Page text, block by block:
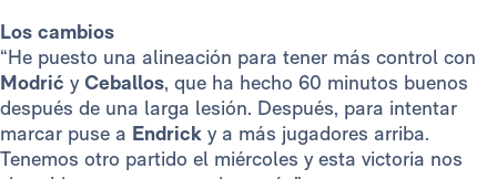
Los cambios
“He puesto una alineación para tener más control con
Modrić yCeballos, que ha hecho 60 minutos buenos
después de una larga lesión. Después, para intentar
marcar puse a Endrick y a más jugadores arriba.
Tenemos otro partido el miércoles y esta victoria nos